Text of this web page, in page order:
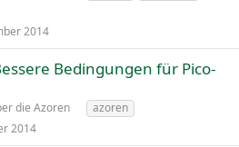
2014
Bedingungen für Pico-
die Azoren
azoren
2014